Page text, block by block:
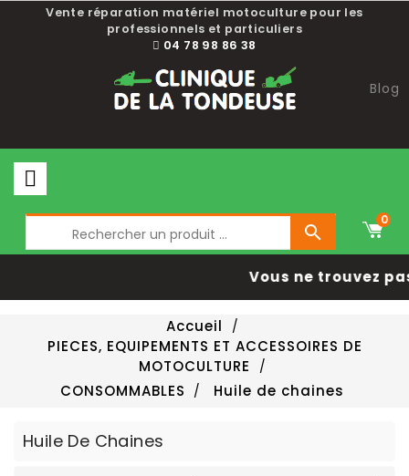
Vente réparation matériel motoculture pour les
professionnels et particuliers
04 78 98 86 38
Blog

0
Vous ne trouvez
Accueil
PIECES, EQUIPEMENTS ET ACCESSOIRES DE
MOTOCULTURE
CONSOMMABLES
Huile de chaines
Huile De Chaines